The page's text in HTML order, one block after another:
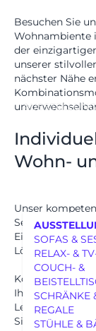
SOFAS &
RELAX- &
COUCH- &
SCHRÄNKE
REGALE
STÜHLE &
MÖBEL
Besuchen Sie
Wohnambiente
der
unserer
nächster Nähe
Wohn-
Unser
Seite. Ob
Einrichtung –
Lösung für Ihre
Kommen Sie
Ihre Räume in
Lebenswelten
Sie bei Heider